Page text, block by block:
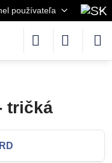
používateľa
tričká